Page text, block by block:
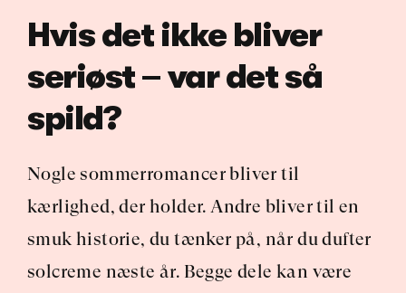
Hvis det ikke bliver
seriøst – var det så
spild?
Nogle sommerromancer bliver til
kærlighed, der holder. Andre bliver til en
smuk historie, du tænker på, når du dufter
solcreme næste år. Begge dele kan være